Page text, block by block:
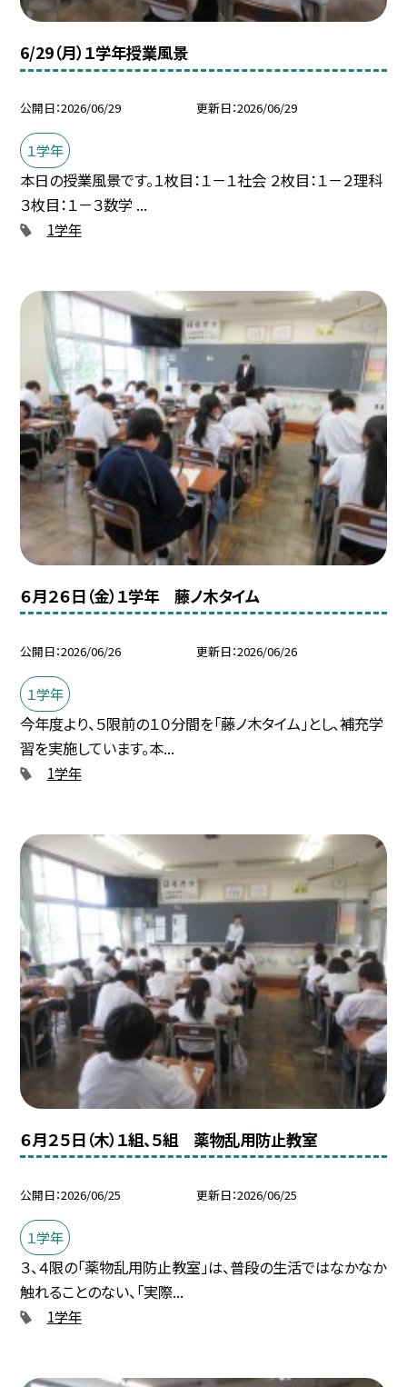
6/29（月）１学年授業風景
公開日 2026/06/29 更新日 2026/06/29
１学年
本日の授業風景です。１枚目：１－１社会 ２枚目：１－２理科
３枚目：１－３数学 ...
1学年
６月２６日（金）１学年 藤ノ木タイム
公開日 2026/06/26 更新日 2026/06/26
１学年
今年度より、５限前の１０分間を「藤ノ木タイム」とし、補充学
習を実施しています。本...
1学年
６月２５日（木）１組、５組 薬物乱用防止教室
公開日 2026/06/25 更新日 2026/06/25
１学年
３、４限の「薬物乱用防止教室」は、普段の生活ではなかなか
触れることのない、「実際...
1学年